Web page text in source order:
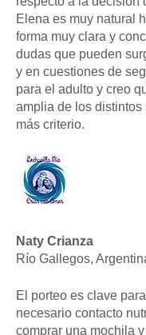
Elena es muy natural
forma muy clara y
dudas que pueden
y en cuestiones de
para el adulto y creo
amplia de los
más criterio.
Naty Crianza
Río Gallegos,
El porteo es clave
necesario contacto
comprar una mochila